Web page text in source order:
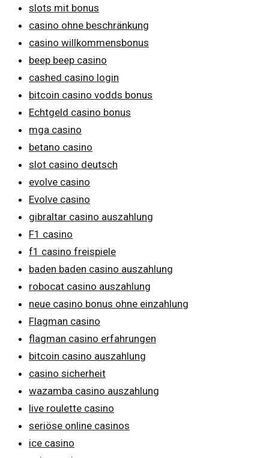
slots mit bonus
casino ohne beschränkung
casino willkommensbonus
beep beep casino
cashed casino login
bitcoin casino vodds bonus
Echtgeld casino bonus
mga casino
betano casino
slot casino deutsch
evolve casino
Evolve casino
gibraltar casino auszahlung
F1 casino
f1 casino freispiele
baden baden casino auszahlung
robocat casino auszahlung
neue casino bonus ohne einzahlung
Flagman casino
flagman casino erfahrungen
bitcoin casino auszahlung
casino sicherheit
wazamba casino auszahlung
live roulette casino
seriöse online casinos
ice casino